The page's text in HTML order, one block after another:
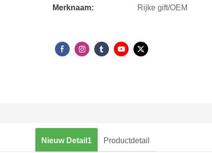
Merknaam: Rijke gift/OEM
Nieuw Detail1 Productdetail